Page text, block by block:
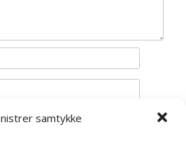
samtykke
websted i denne browser til